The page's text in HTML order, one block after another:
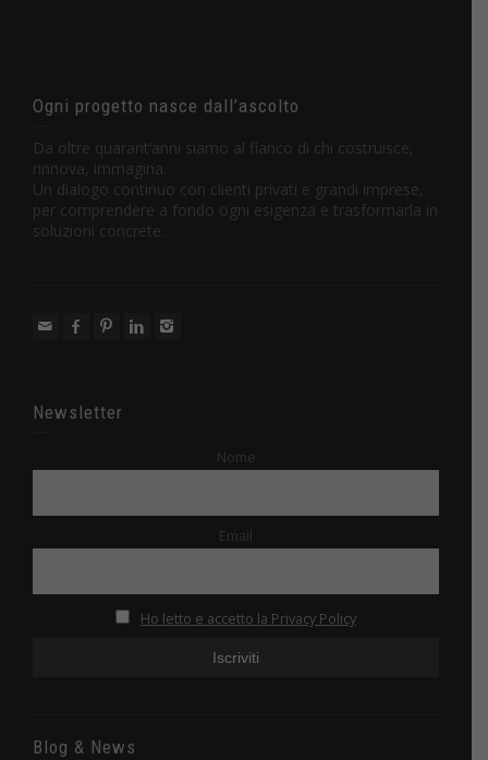
Ogni progetto nasce dall’ascolto
Da oltre quarant’anni siamo al fianco di chi costruisce,
rinnova, immagina.
Un dialogo continuo con clienti privati e grandi imprese,
per comprendere a fondo ogni esigenza e trasformarla in
soluzioni concrete.
Newsletter
Nome
Email
Ho letto e accetto la Privacy Policy
Blog & News